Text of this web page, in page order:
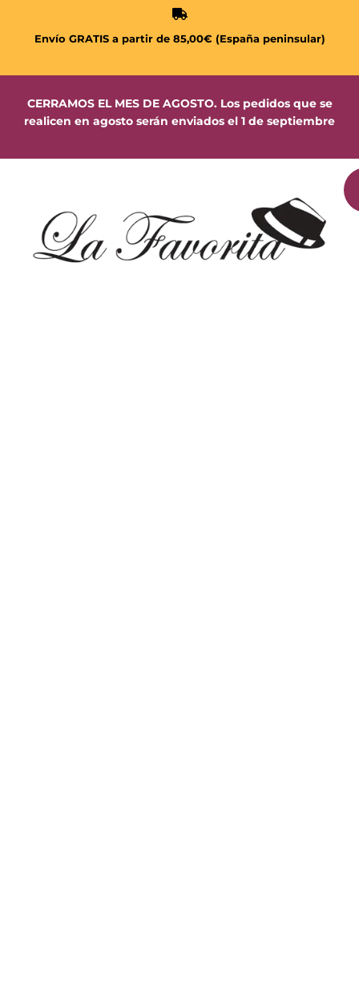
Envío GRATIS a partir de 85,00€ (España peninsular)
CERRAMOS EL MES DE AGOSTO. Los pedidos que se
realicen en agosto serán enviados el 1 de septiembre